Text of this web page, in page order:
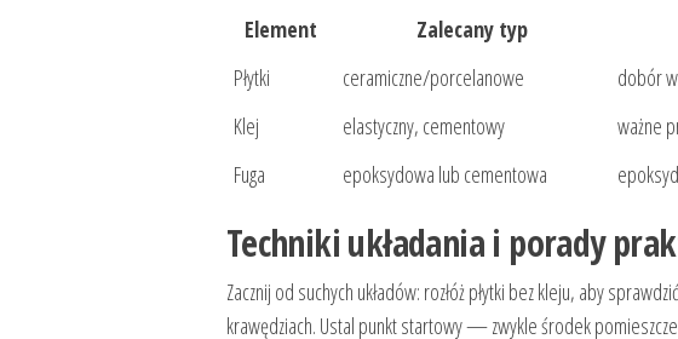
Element
Zalecany typ
Płytki
ceramiczne/porcelanowe
dobór
Klej
elastyczny, cementowy
ważne
Fuga
epoksydowa lub cementowa
Techniki układania i porady
Zacznij od suchych układów: rozłóż płytki bez kleju, aby
krawędziach. Ustal punkt startowy — zwykle środek